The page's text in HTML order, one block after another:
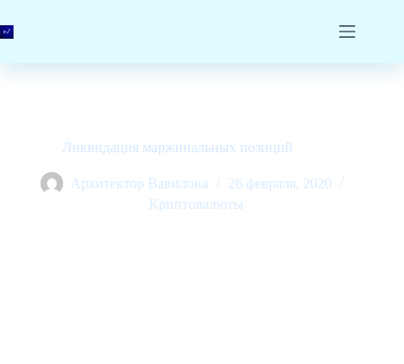
к
сути
Ликвидация маржинальных позиций
Архитектор Вавилона
26 февраля, 2020
Криптовалюты